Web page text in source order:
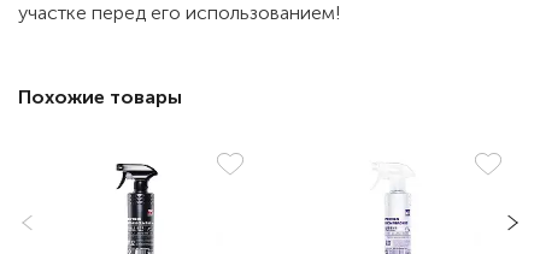
участке перед его использованием!
Похожие товары